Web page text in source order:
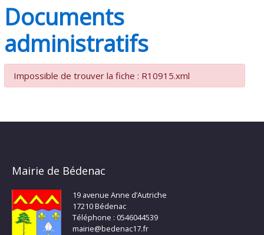
Documents
administratifs
Impossible de trouver la fiche : R10915.xml
Mairie de Bédenac
19 avenue Anne d’Autriche
17210 Bédenac
Téléphone : 0546044539
mairie@bedenac17.fr